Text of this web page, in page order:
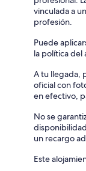
vinculada a
profesión.
Puede
la política del
A tu llegada,
oficial con
en efectivo,
No se
un recargo
Este